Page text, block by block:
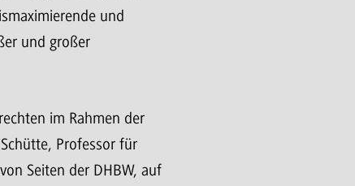
und
und großer
im Rahmen der
Professor für
Seiten der DHBW, auf